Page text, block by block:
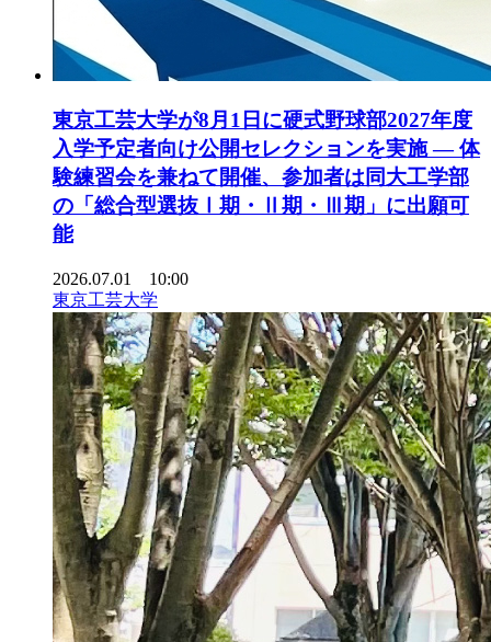
東京工芸大学が8月1日に硬式野球部2027年度
入学予定者向け公開セレクションを実施 ― 体
験練習会を兼ねて開催、参加者は同大工学部
の「総合型選抜Ⅰ期・Ⅱ期・Ⅲ期」に出願可
能
2026.07.01 10:00
東京工芸大学